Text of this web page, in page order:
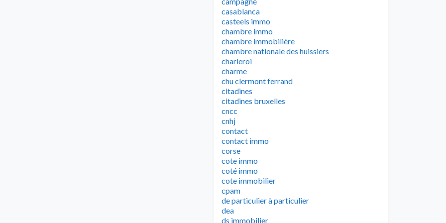
casablanca
casteels immo
chambre immo
chambre immobilière
chambre nationale des huissiers
charleroi
charme
chu clermont ferrand
citadines
citadines bruxelles
cncc
cnhj
contact
contact immo
corse
cote immo
coté immo
cote immobilier
cpam
de particulier à particulier
dea
ds immobilier